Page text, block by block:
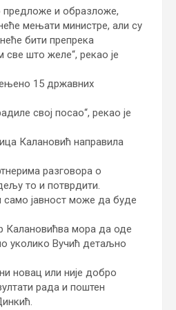
предложе и образложе,
мењати министре, али су
бити препрека
што желе“, рекао је
15 државних
свој посао“, рекао је
Калановић направила
разговора о
то и потврдити.
јавност може да буде
Калановићва мора да оде
уколико Вучић детаљно
новац или није добро
рада и поштен